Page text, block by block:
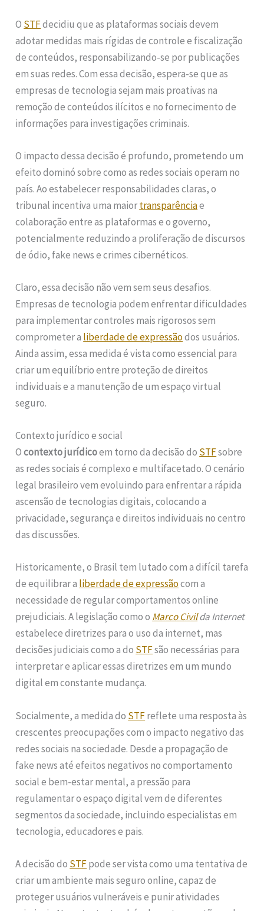
O STFdecidiu que as plataformas sociais devem
adotar medidas mais rígidas de controle e fiscalização
de conteúdos, responsabilizando-se por publicações
em suas redes. Com essa decisão, espera-se que as
empresas de tecnologia sejam mais proativas na
remoção de conteúdos ilícitos e no fornecimento de
informações para investigações criminais.
O impacto dessa decisão é profundo, prometendo um
efeito dominó sobre como as redes sociais operam no
país. Ao estabelecer responsabilidades claras, o
tribunal incentiva uma maiortransparênciae
colaboração entre as plataformas e o governo,
potencialmente reduzindo a proliferação de discursos
de ódio, fake news e crimes cibernéticos.
Claro, essa decisão não vem sem seus desafios.
Empresas de tecnologia podem enfrentar dificuldades
para implementar controles mais rigorosos sem
comprometer a liberdade de expressãodos usuários.
Ainda assim, essa medida é vista como essencial para
criar um equilíbrio entre proteção de direitos
individuais e a manutenção de um espaço virtual
seguro.
Contexto jurídico e social
Ocontexto jurídicoem torno da decisão do STFsobre
as redes sociais é complexo e multifacetado. O cenário
legal brasileiro vem evoluindo para enfrentar a rápida
ascensão de tecnologias digitais, colocando a
privacidade, segurança e direitos individuais no centro
das discussões.
Historicamente, o Brasil tem lutado com a difícil tarefa
de equilibrar a liberdade de expressãocom a
necessidade de regular comportamentos online
prejudiciais. A legislação como o Marco Civilda Internet
estabelece diretrizes para o uso da internet, mas
decisões judiciais como a do STFsão necessárias para
interpretar e aplicar essas diretrizes em um mundo
digital em constante mudança.
Socialmente, a medida do STFreflete uma resposta às
crescentes preocupações com o impacto negativo das
redes sociais na sociedade. Desde a propagação de
fake news até efeitos negativos no comportamento
social e bem-estar mental, a pressão para
regulamentar o espaço digital vem de diferentes
segmentos da sociedade, incluindo especialistas em
tecnologia, educadores e pais.
A decisão do STFpode ser vista como uma tentativa de
criar um ambiente mais seguro online, capaz de
proteger usuários vulneráveis e punir atividades